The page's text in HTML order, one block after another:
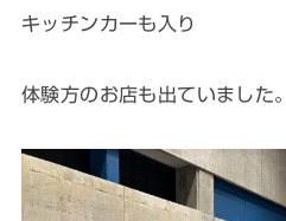
キッチンカーも入り
体験方のお店も出ていました。